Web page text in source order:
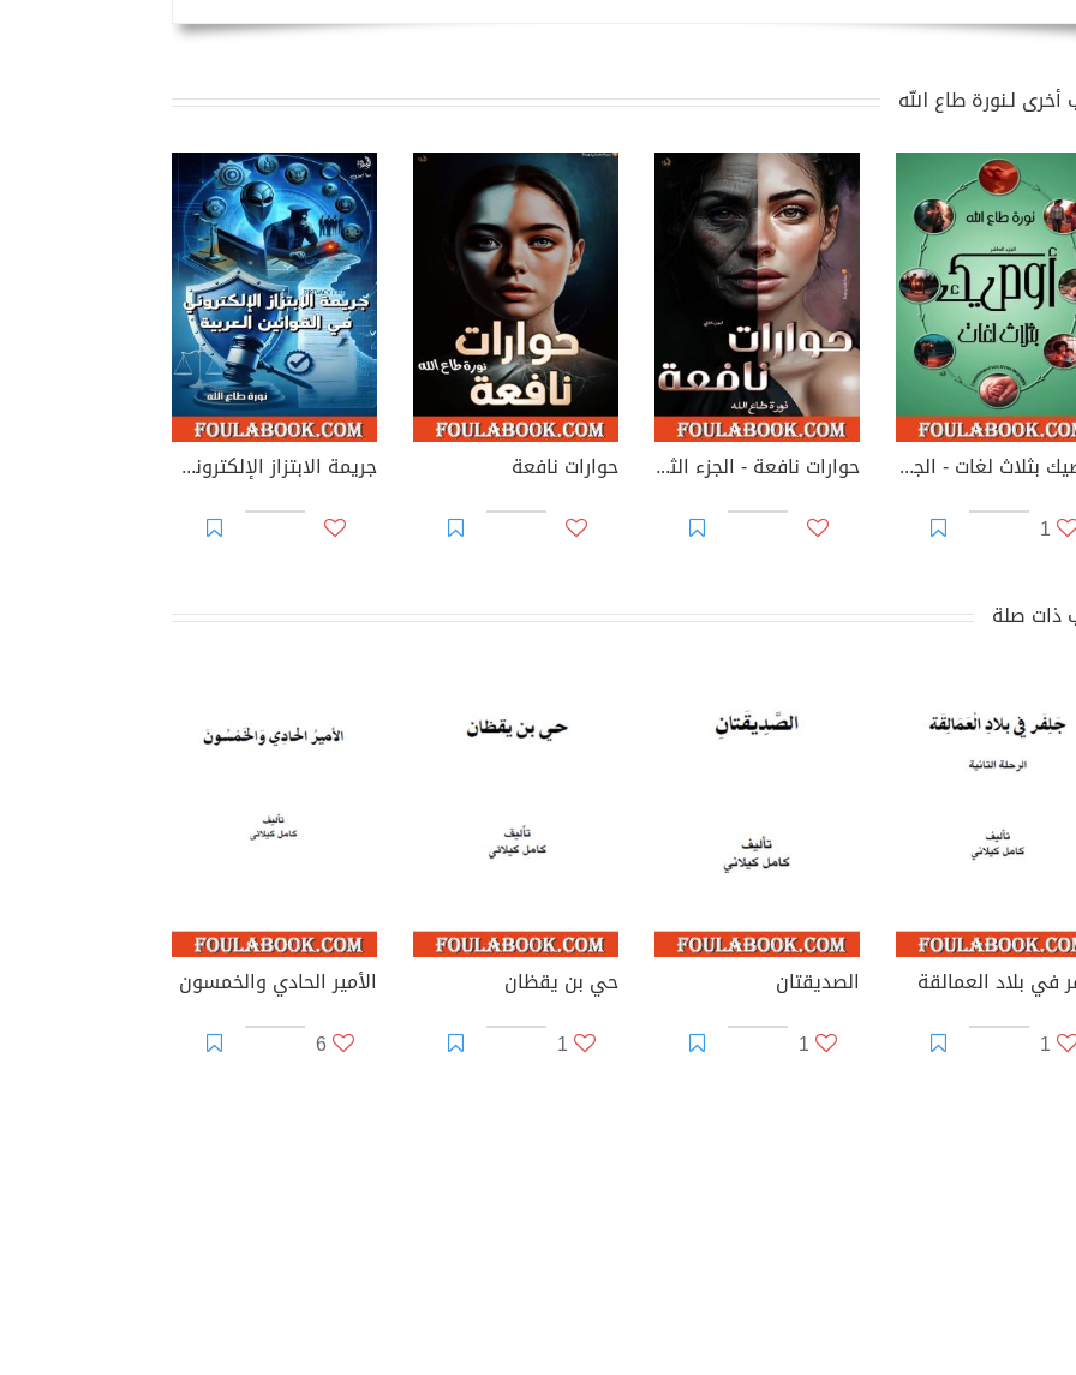
لـنورة طاع الله
أوصيك بثلاث لغات - الجزء العاشر
1
حوارات نافعة - الجزء الثاني حوارات نافعة جريمة الابتزاز الإلكتروني في القوانين العربية
ذات صلة
في بلاد العمالقة
1
الصديقتان
1
حي بن يقظان
1
الأمير الحادي والخمسون
6